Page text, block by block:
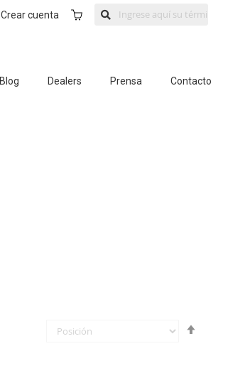
Crear cuenta Mi Carrito
Blog Dealers Prensa Contacto